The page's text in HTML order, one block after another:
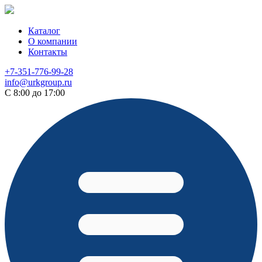
Каталог
О компании
Контакты
+7-351-776-99-28
info@urkgroup.ru
С 8:00 до 17:00